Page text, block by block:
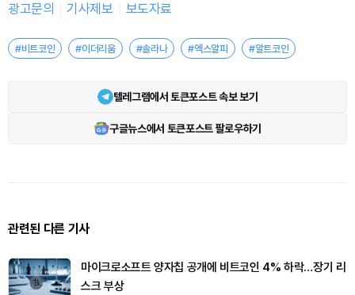
광고문의 기사제보 보도자료
#비트코인 #이더리움 #솔라나 #엑스알피 #알트코인
텔레그램에서 토큰포스트 속보 보기
구글뉴스에서 토큰포스트 팔로우하기
관련된 다른 기사
마이크로소프트 양자칩 공개에 비트코인 4% 하락…장기 리
스크 부상